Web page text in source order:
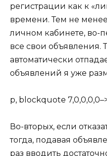
регистрации как к
времени. Тем не
личном кабинете, во-
все свои объявления.
автоматически
объявлений я уже
p, blockquote
Во-вторых, если
тогда, подавая
раз вводить